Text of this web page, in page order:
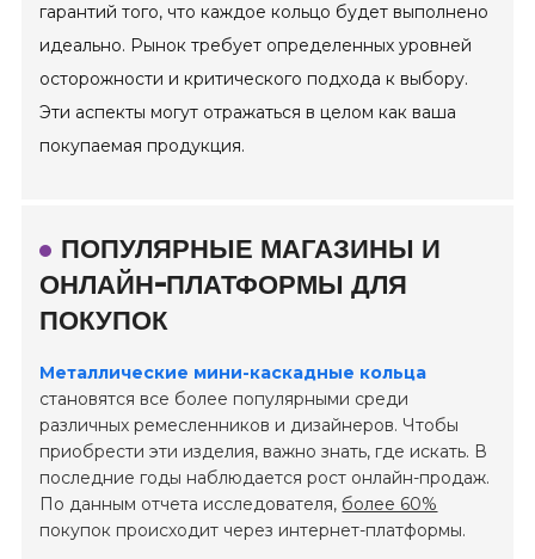
гарантий того, что каждое кольцо будет выполнено
идеально. Рынок требует определенных уровней
осторожности и критического подхода к выбору.
Эти аспекты могут отражаться в целом как ваша
покупаемая продукция.
ПОПУЛЯРНЫЕ МАГАЗИНЫ И
ОНЛАЙН-ПЛАТФОРМЫ ДЛЯ
ПОКУПОК
Металлические мини-каскадные кольца
становятся все более популярными среди
различных ремесленников и дизайнеров. Чтобы
приобрести эти изделия, важно знать, где искать. В
последние годы наблюдается рост онлайн-продаж.
По данным отчета исследователя, более 60%
покупок происходит через интернет-платформы.